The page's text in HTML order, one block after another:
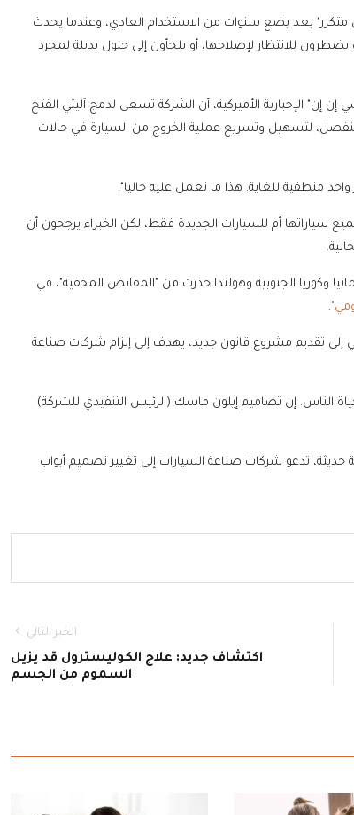
متكرر" بعد بضع سنوات من الاستخدام العادي، وعندما يحدث
للانتظار لإصلاحها، أو يلجأون إلى حلول بديلة لمجرد
الإخبارية الأميركية، أن الشركة تسعى لدمج آليتي الفتح
منفصل، لتسهيل وتسريع عملية الخروج من السيارة في حالات
واحد منطقية للغاية. هذا ما نعمل عليه حاليا".
سياراتها أم للسيارات الجديدة فقط، لكن الخبراء يرجحون أن
وكوريا الجنوبية وهولندا حذرت من "المقابض المخفية"، في
".
تقديم مشروع قانون جديد، يهدف إلى إلزام شركات صناعة
الناس. إن تصاميم إيلون ماسك (الرئيس التنفيذي للشركة)
عريضة حديثة، تدعو شركات صناعة السيارات إلى تغيير تصميم أبواب
الخبر التالي
اكتشاف جديد: علاج الكوليسترول قد يزيل
السموم من الجسم